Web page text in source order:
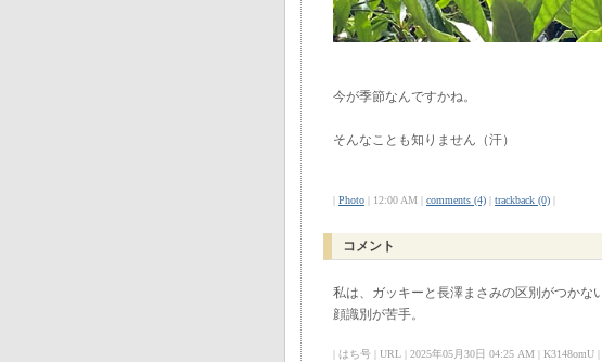
今が季節なんですかね。
そんなことも知りません（汗）
| Photo | 12:00 AM | comments (4) | trackback (0) |
コメント
私は、ガッキーと長澤まさみの区別がつかな
顔識別が苦手。
| はち号 | URL | 2025年05月30日 04:25 AM | K3148omU |